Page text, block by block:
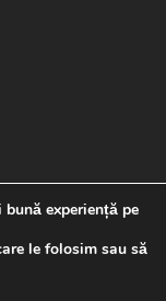
experiență pe
le folosim sau să